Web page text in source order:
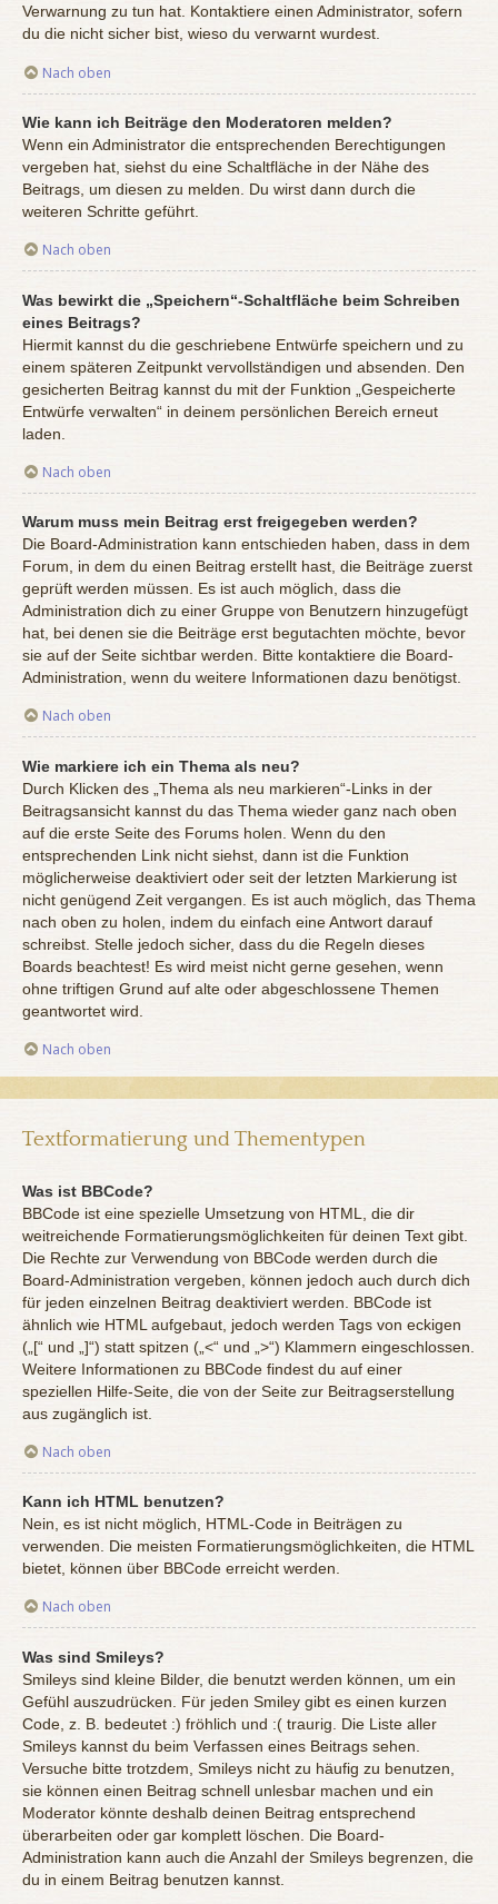
Verwarnung zu tun hat. Kontaktiere einen Administrator, sofern
du die nicht sicher bist, wieso du verwarnt wurdest.
Nach oben
Wie kann ich Beiträge den Moderatoren melden?
Wenn ein Administrator die entsprechenden Berechtigungen
vergeben hat, siehst du eine Schaltfläche in der Nähe des
Beitrags, um diesen zu melden. Du wirst dann durch die
weiteren Schritte geführt.
Nach oben
Was bewirkt die „Speichern“-Schaltfläche beim Schreiben
eines Beitrags?
Hiermit kannst du die geschriebene Entwürfe speichern und zu
einem späteren Zeitpunkt vervollständigen und absenden. Den
gesicherten Beitrag kannst du mit der Funktion „Gespeicherte
Entwürfe verwalten“ in deinem persönlichen Bereich erneut
laden.
Nach oben
Warum muss mein Beitrag erst freigegeben werden?
Die Board-Administration kann entschieden haben, dass in dem
Forum, in dem du einen Beitrag erstellt hast, die Beiträge zuerst
geprüft werden müssen. Es ist auch möglich, dass die
Administration dich zu einer Gruppe von Benutzern hinzugefügt
hat, bei denen sie die Beiträge erst begutachten möchte, bevor
sie auf der Seite sichtbar werden. Bitte kontaktiere die Board-
Administration, wenn du weitere Informationen dazu benötigst.
Nach oben
Wie markiere ich ein Thema als neu?
Durch Klicken des „Thema als neu markieren“-Links in der
Beitragsansicht kannst du das Thema wieder ganz nach oben
auf die erste Seite des Forums holen. Wenn du den
entsprechenden Link nicht siehst, dann ist die Funktion
möglicherweise deaktiviert oder seit der letzten Markierung ist
nicht genügend Zeit vergangen. Es ist auch möglich, das Thema
nach oben zu holen, indem du einfach eine Antwort darauf
schreibst. Stelle jedoch sicher, dass du die Regeln dieses
Boards beachtest! Es wird meist nicht gerne gesehen, wenn
ohne triftigen Grund auf alte oder abgeschlossene Themen
geantwortet wird.
Nach oben
Textformatierung und Thementypen
Was ist BBCode?
BBCode ist eine spezielle Umsetzung von HTML, die dir
weitreichende Formatierungsmöglichkeiten für deinen Text gibt.
Die Rechte zur Verwendung von BBCode werden durch die
Board-Administration vergeben, können jedoch auch durch dich
für jeden einzelnen Beitrag deaktiviert werden. BBCode ist
ähnlich wie HTML aufgebaut, jedoch werden Tags von eckigen
(„[“ und „]“) statt spitzen („<“ und „>“) Klammern eingeschlossen.
Weitere Informationen zu BBCode findest du auf einer
speziellen Hilfe-Seite, die von der Seite zur Beitragserstellung
aus zugänglich ist.
Nach oben
Kann ich HTML benutzen?
Nein, es ist nicht möglich, HTML-Code in Beiträgen zu
verwenden. Die meisten Formatierungsmöglichkeiten, die HTML
bietet, können über BBCode erreicht werden.
Nach oben
Was sind Smileys?
Smileys sind kleine Bilder, die benutzt werden können, um ein
Gefühl auszudrücken. Für jeden Smiley gibt es einen kurzen
Code, z. B. bedeutet :) fröhlich und :( traurig. Die Liste aller
Smileys kannst du beim Verfassen eines Beitrags sehen.
Versuche bitte trotzdem, Smileys nicht zu häufig zu benutzen,
sie können einen Beitrag schnell unlesbar machen und ein
Moderator könnte deshalb deinen Beitrag entsprechend
überarbeiten oder gar komplett löschen. Die Board-
Administration kann auch die Anzahl der Smileys begrenzen, die
du in einem Beitrag benutzen kannst.